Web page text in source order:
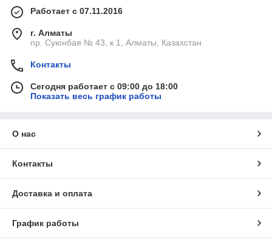
Работает с 07.11.2016
г. Алматы
пр. Суюнбая № 43, к 1, Алматы, Казахстан
Контакты
Сегодня работает с 09:00 до 18:00
Показать весь график работы
О нас
Контакты
Доставка и оплата
График работы